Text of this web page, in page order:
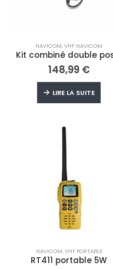
NAVICOM,VHF NAVICOM
148,99 €
LIRE LA SUITE
NAVICOM,VHF PORTABLE
RT411 portable 5W